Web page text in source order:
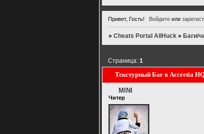
Привет, Гость! Войдитеили
»Cheats Portal AllHuck » Баги/
Текстурный Баг в Accretia
Страница:1
MINI
Читер